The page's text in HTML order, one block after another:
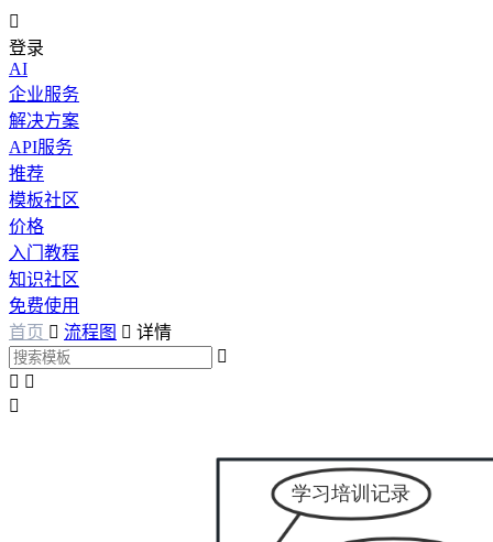

登录
AI
企业服务
解决方案
API服务
推荐
模板社区
价格
入门教程
知识社区
免费使用
首页  流程图  详情

 
